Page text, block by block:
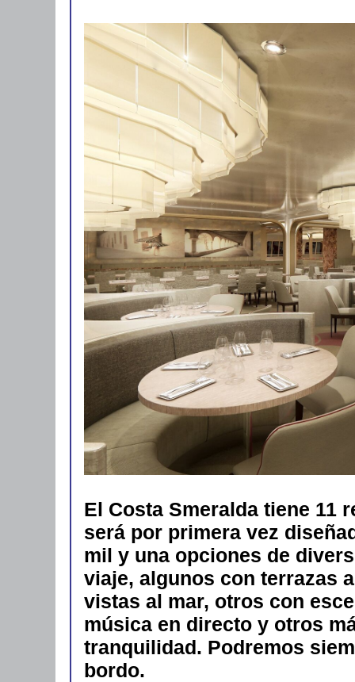
El Costa Smeralda tiene 11
será por primera vez
mil y una opciones de
viaje, algunos con terrazas
vistas al mar, otros con
música en directo y otros
tranquilidad. Podremos
bordo.